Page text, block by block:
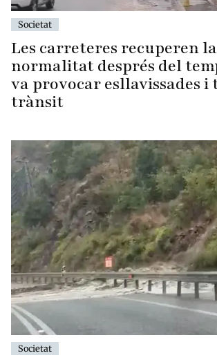
Societat
Les carreteres recuperen la
normalitat després del
va provocar esllavissades i
trànsit
Societat